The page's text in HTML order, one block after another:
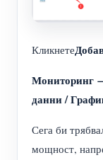
Кликнете
Мониторинг
данни /
Сега би
мощност,